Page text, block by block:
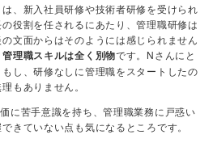
、新入社員研修や技術者研修を受けられ
役割を任されるにあたり、管理職研修は
文面からはそのようには感じられません
理職スキルは全く別物です。Nさんにと
し、研修なしに管理職をスタートしたの
もありません。
に苦手意識を持ち、管理職業務に戸惑い
きていない点も気になるところです。